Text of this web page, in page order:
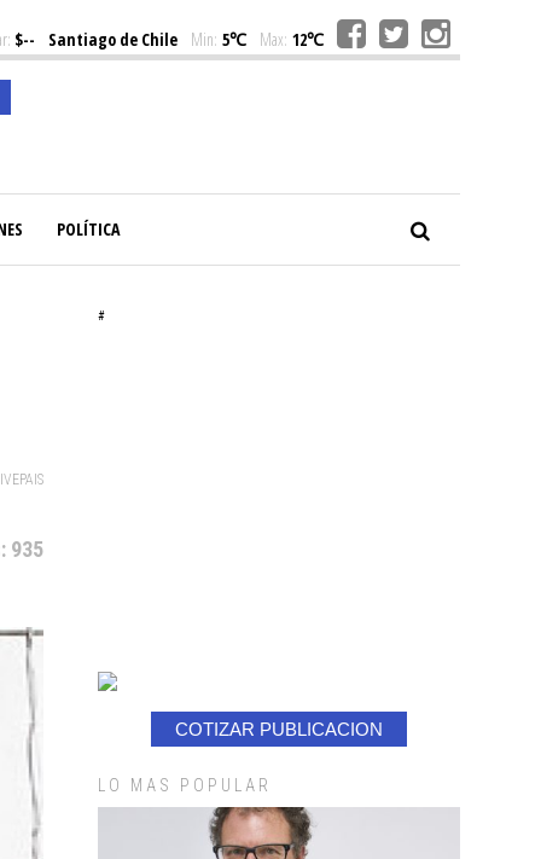
$-- Santiago de Chile Min: 5℃ Max: 12℃
POLÍTICA
935
#
COTIZAR PUBLICACION
LO MAS POPULAR